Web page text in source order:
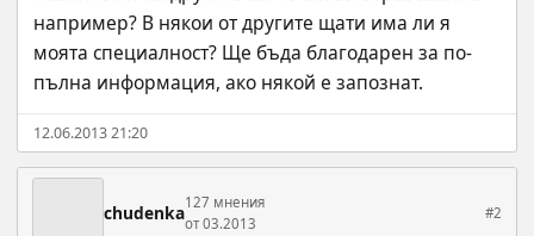
например? В някои от другите щати има ли я
моята специалност? Ще бъда благодарен за по-
пълна информация, ако някой е запознат.
12.06.2013 21:20
chudenka127 мнения
от 03.2013
#2